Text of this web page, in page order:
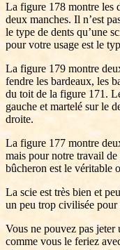
La figure 178 montre les
deux manches. Il n’est
le type de dents qu’une
pour votre usage est le
La figure 179 montre
fendre les bardeaux, les
du toit de la figure 171.
gauche et martelé sur le
droite.
La figure 177 montre
mais pour notre travail de
bûcheron est le véritable
La scie est très bien et
un peu trop civilisée
Vous ne pouvez pas jeter
comme vous le feriez